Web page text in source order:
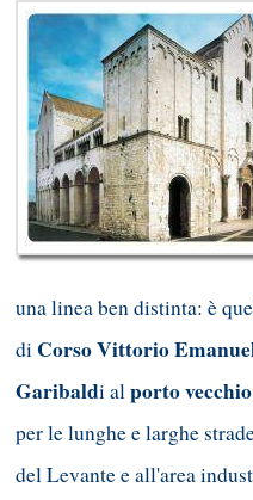
una linea ben distinta: è
di Corso Vittorio
Garibaldi alporto vecchio
per le lunghe e larghe
del Levante e all'area